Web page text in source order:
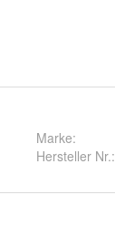
Marke:
Hersteller Nr.: